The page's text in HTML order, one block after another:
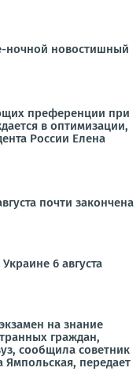
ночной новостишный
преференции при
в оптимизации,
России Елена
почти закончена
6 августа
на знание
граждан,
сообщила советник
Ямпольская, передает